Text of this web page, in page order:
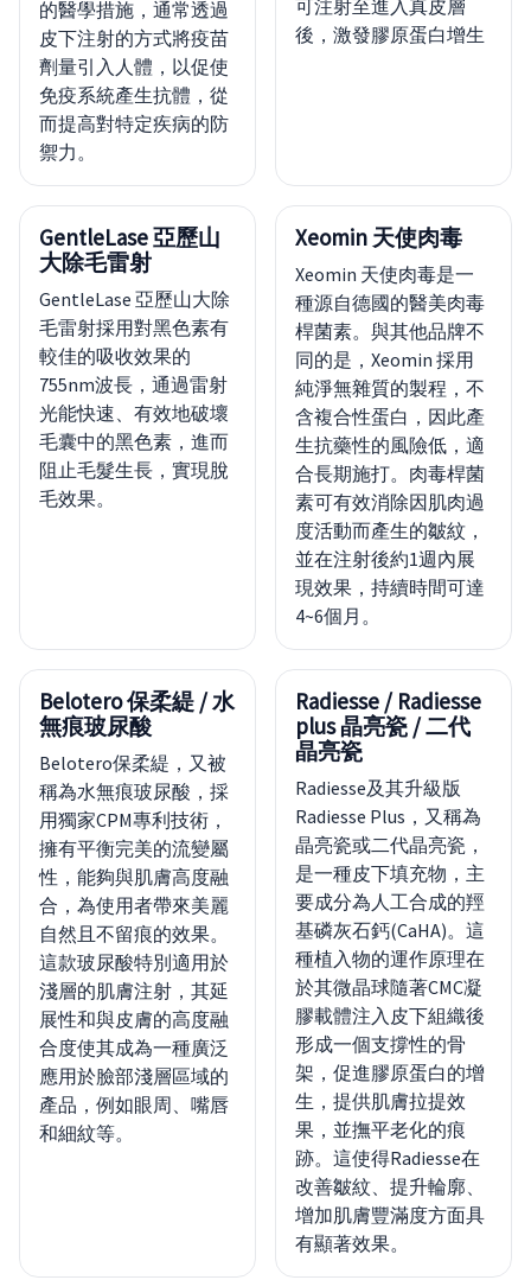
的醫學措施，通常透過
皮下注射的方式將疫苗
劑量引入人體，以促使
免疫系統產生抗體，從
而提高對特定疾病的防
禦力。
可注射至進入真皮層
後，激發膠原蛋白增生
GentleLase 亞歷山
大除毛雷射
GentleLase 亞歷山大除
毛雷射採用對黑色素有
較佳的吸收效果的
755nm波長，通過雷射
光能快速、有效地破壞
毛囊中的黑色素，進而
阻止毛髮生長，實現脫
毛效果。
Xeomin 天使肉毒
Xeomin 天使肉毒是一
種源自德國的醫美肉毒
桿菌素。與其他品牌不
同的是，Xeomin 採用
純淨無雜質的製程，不
含複合性蛋白，因此產
生抗藥性的風險低，適
合長期施打。肉毒桿菌
素可有效消除因肌肉過
度活動而產生的皺紋，
並在注射後約1週內展
現效果，持續時間可達
4~6個月。
Belotero 保柔緹 / 水
無痕玻尿酸
Belotero保柔緹，又被
稱為水無痕玻尿酸，採
用獨家CPM專利技術，
擁有平衡完美的流變屬
性，能夠與肌膚高度融
合，為使用者帶來美麗
自然且不留痕的效果。
這款玻尿酸特別適用於
淺層的肌膚注射，其延
展性和與皮膚的高度融
合度使其成為一種廣泛
應用於臉部淺層區域的
產品，例如眼周、嘴唇
和細紋等。
Radiesse / Radiesse
plus 晶亮瓷 / 二代
晶亮瓷
Radiesse及其升級版
Radiesse Plus，又稱為
晶亮瓷或二代晶亮瓷，
是一種皮下填充物，主
要成分為人工合成的羥
基磷灰石鈣(CaHA)。這
種植入物的運作原理在
於其微晶球隨著CMC凝
膠載體注入皮下組織後
形成一個支撐性的骨
架，促進膠原蛋白的增
生，提供肌膚拉提效
果，並撫平老化的痕
跡。這使得Radiesse在
改善皺紋、提升輪廓、
增加肌膚豐滿度方面具
有顯著效果。